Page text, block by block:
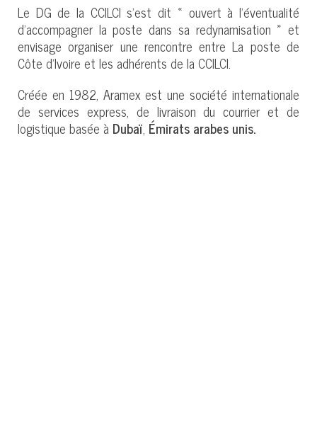
Le DG de la CCILCI s’est dit « ouvert à l’éventualité
d’accompagner la poste dans sa redynamisation » et
envisage organiser une rencontre entre La poste de
Côte d’Ivoire et les adhérents de la CCILCI.
Créée en 1982, Aramex est une société internationale
de services express, de livraison du courrier et de
logistique basée à Dubaï, Émirats arabes unis.